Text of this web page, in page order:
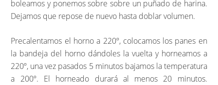
boleamos y ponemos sobre sobre un puñado de harina.
Dejamos que repose de nuevo hasta doblar volumen.
Precalentamos el horno a 220º, colocamos los panes en
la bandeja del horno dándoles la vuelta y horneamos a
220º, una vez pasados 5 minutos bajamos la temperatura
a 200º. El horneado durará al menos 20 minutos.